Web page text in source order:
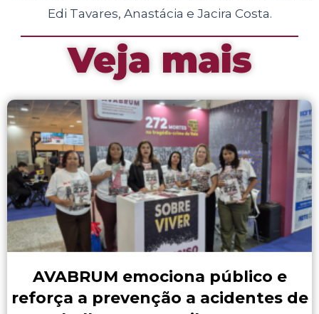
Edi Tavares, Anastácia e Jacira Costa.
Veja mais
AVABRUM emociona público e
reforça a prevenção a acidentes de